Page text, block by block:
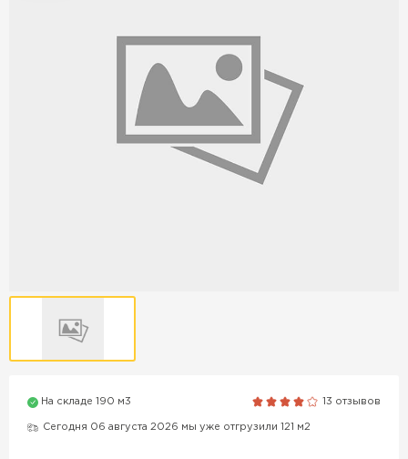
На складе 190 м3 13 отзывов
Сегодня 06 августа 2026 мы уже отгрузили 121 м2
Продажа бордюров в
Краснодаре
ПЕРЕЙТИ
ПОКАЗАТЬ БОЛЬШЕ